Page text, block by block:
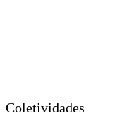
Coletividades